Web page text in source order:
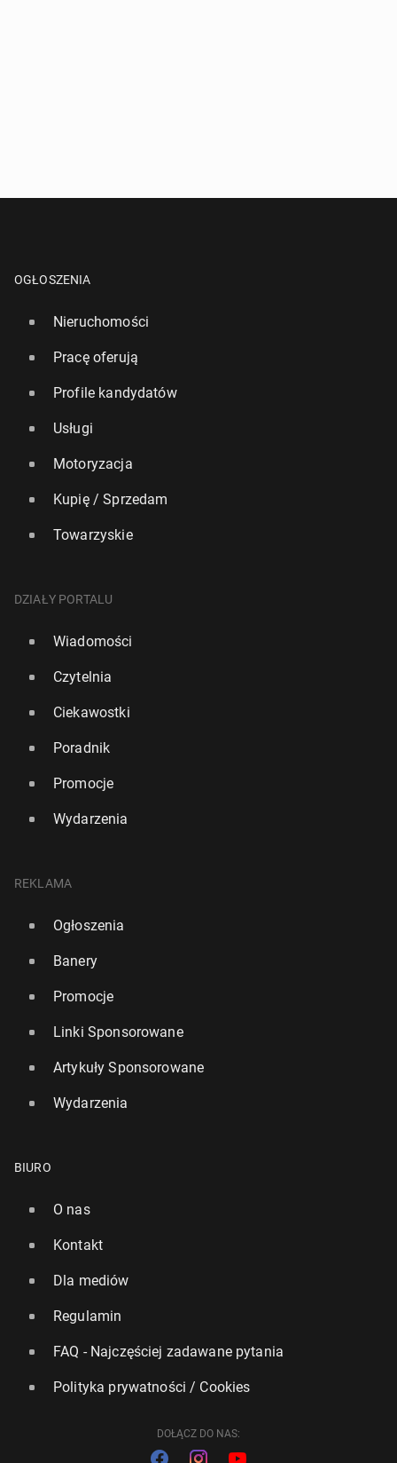
OGŁOSZENIA
Nieruchomości
Pracę oferują
Profile kandydatów
Usługi
Motoryzacja
Kupię / Sprzedam
Towarzyskie
DZIAŁY PORTALU
Wiadomości
Czytelnia
Ciekawostki
Poradnik
Promocje
Wydarzenia
REKLAMA
Ogłoszenia
Banery
Promocje
Linki Sponsorowane
Artykuły Sponsorowane
Wydarzenia
BIURO
O nas
Kontakt
Dla mediów
Regulamin
FAQ - Najczęściej zadawane pytania
Polityka prywatności / Cookies
DOŁĄCZ DO NAS: